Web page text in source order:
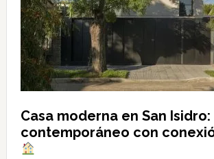
Casa moderna en San
contemporáneo con